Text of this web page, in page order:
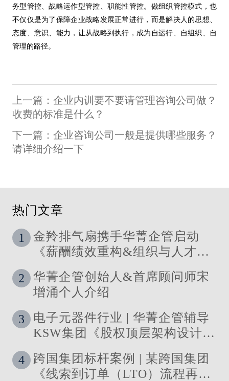
务型管控、战略运作型管控、职能性管控。做组织管控模式，也
不仅仅是为了保障企业战略发展正常进行，而是解决人的思想、
态度、意识、能力，让从战略到执行，成为自运行、自组织、自
管理的路径。
上一篇：企业内训要不要请管理咨询公司做？
收费的标准是什么？
下一篇：企业咨询公司一般是提供哪些服务？
请详细介绍一下
热门文章
1
金羚排气扇携手华菁企管启动
《薪酬绩效重构&组织与人才发
2
华菁企管创始人&首席顾问师宋
增涌个人介绍
3
电子元器件行业 | 华菁企管辅导
KSW集团《股权顶层架构设计及
4
跨国集团标杆案例 | 某跨国集团
《线索到订单（LTO）流程再造